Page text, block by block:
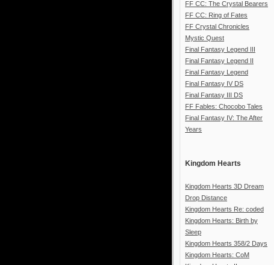
FF CC: The Crystal Bearers
FF CC: Ring of Fates
FF Crystal Chronicles
Mystic Quest
Final Fantasy Legend III
Final Fantasy Legend II
Final Fantasy Legend
Final Fantasy IV DS
Final Fantasy III DS
FF Fables: Chocobo Tales
Final Fantasy IV: The After
Years
Kingdom Hearts
Kingdom Hearts 3D Dream
Drop Distance
Kingdom Hearts Re: coded
Kingdom Hearts: Birth by
Sleep
Kingdom Hearts 358/2 Days
Kingdom Hearts: CoM